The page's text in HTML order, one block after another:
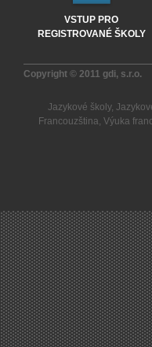
VSTUP PRO
REGISTROVANÉ ŠKOLY
Copyright © 2011 gdi, s.r.o.
Jazykové školy,
Francouzština, Výuka